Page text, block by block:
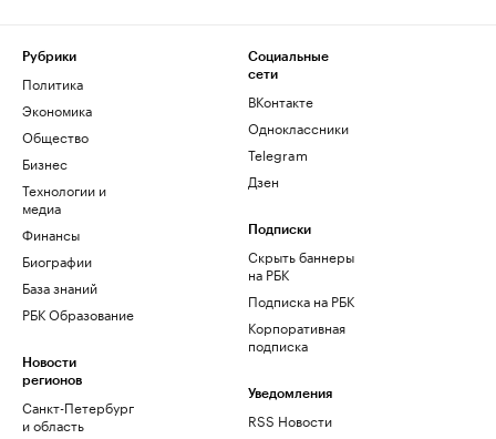
Рубрики
Политика
Экономика
Общество
Бизнес
Технологии и
медиа
Финансы
Биографии
База знаний
РБК Образование
Новости
регионов
Санкт-Петербург
и область
Социальные
сети
ВКонтакте
Одноклассники
Telegram
Дзен
Подписки
Скрыть баннеры
на РБК
Подписка на РБК
Корпоративная
подписка
Уведомления
RSS Новости